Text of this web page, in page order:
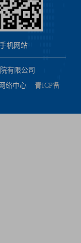
手机网站
有限公司
网络中心 青ICP备